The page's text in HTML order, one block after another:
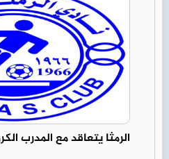
الرمثا يتعاقد مع المدرب